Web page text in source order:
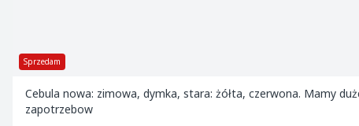
Sprzedam
Cebula nowa: zimowa, dymka, stara: żółta, czerwona. Mamy
zapotrzebow